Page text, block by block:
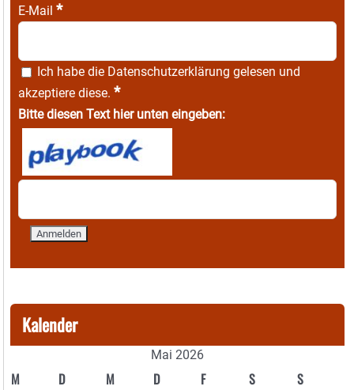
E-Mail *
Ich habe die Datenschutzerklärung gelesen und
akzeptiere diese. *
Bitte diesen Text hier unten eingeben:
Kalender
Mai 2026
M D M D F S S